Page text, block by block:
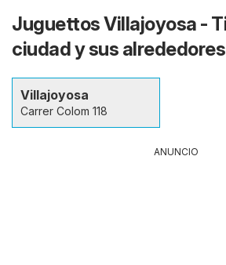
Juguettos Villajoyosa -
ciudad y sus alrededores
Villajoyosa
Carrer Colom 118
ANUNCIO